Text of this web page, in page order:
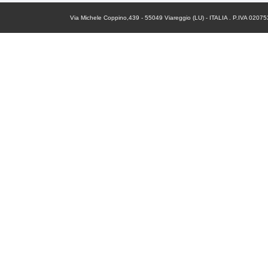
Via Michele Coppino,439 - 55049 Viareggio (LU) - ITALIA . P.IVA